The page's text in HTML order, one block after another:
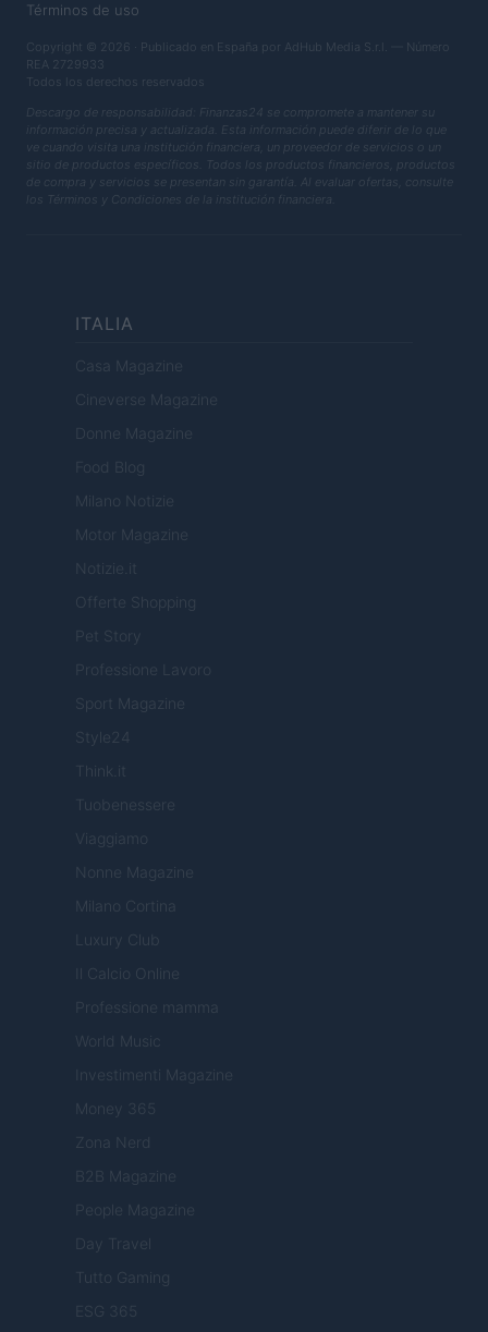
Términos de uso
Copyright © 2026 · Publicado en España por AdHub Media S.r.l. — Número
REA 2729933
Todos los derechos reservados
Descargo de responsabilidad: Finanzas24 se compromete a mantener su
información precisa y actualizada. Esta información puede diferir de lo que
ve cuando visita una institución financiera, un proveedor de servicios o un
sitio de productos específicos. Todos los productos financieros, productos
de compra y servicios se presentan sin garantía. Al evaluar ofertas, consulte
los Términos y Condiciones de la institución financiera.
ITALIA
Casa Magazine
Cineverse Magazine
Donne Magazine
Food Blog
Milano Notizie
Motor Magazine
Notizie.it
Offerte Shopping
Pet Story
Professione Lavoro
Sport Magazine
Style24
Think.it
Tuobenessere
Viaggiamo
Nonne Magazine
Milano Cortina
Luxury Club
Il Calcio Online
Professione mamma
World Music
Investimenti Magazine
Money 365
Zona Nerd
B2B Magazine
People Magazine
Day Travel
Tutto Gaming
ESG 365